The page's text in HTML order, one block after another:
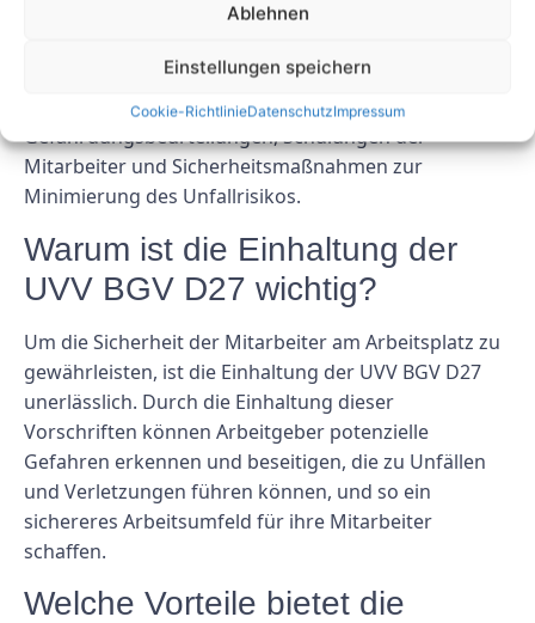
Ablehnen
Einstellungen speichern
Cookie-RichtlinieDatenschutzImpressum
Bei der UVV BGV D27 handelt es sich um eine Reihe
Unfällen und Verletzungen am Arbeitsplatz. Dazu
gehören Maßnahmen wie regelmäßige
Gefährdungsbeurteilungen, Schulungen der
Mitarbeiter und Sicherheitsmaßnahmen zur
Minimierung des Unfallrisikos.
Warum ist die Einhaltung der
UVV BGV D27 wichtig?
Um die Sicherheit der Mitarbeiter am Arbeitsplatz zu
gewährleisten, ist die Einhaltung der UVV BGV D27
unerlässlich. Durch die Einhaltung dieser
Vorschriften können Arbeitgeber potenzielle
Gefahren erkennen und beseitigen, die zu Unfällen
und Verletzungen führen können, und so ein
sichereres Arbeitsumfeld für ihre Mitarbeiter
schaffen.
Welche Vorteile bietet die